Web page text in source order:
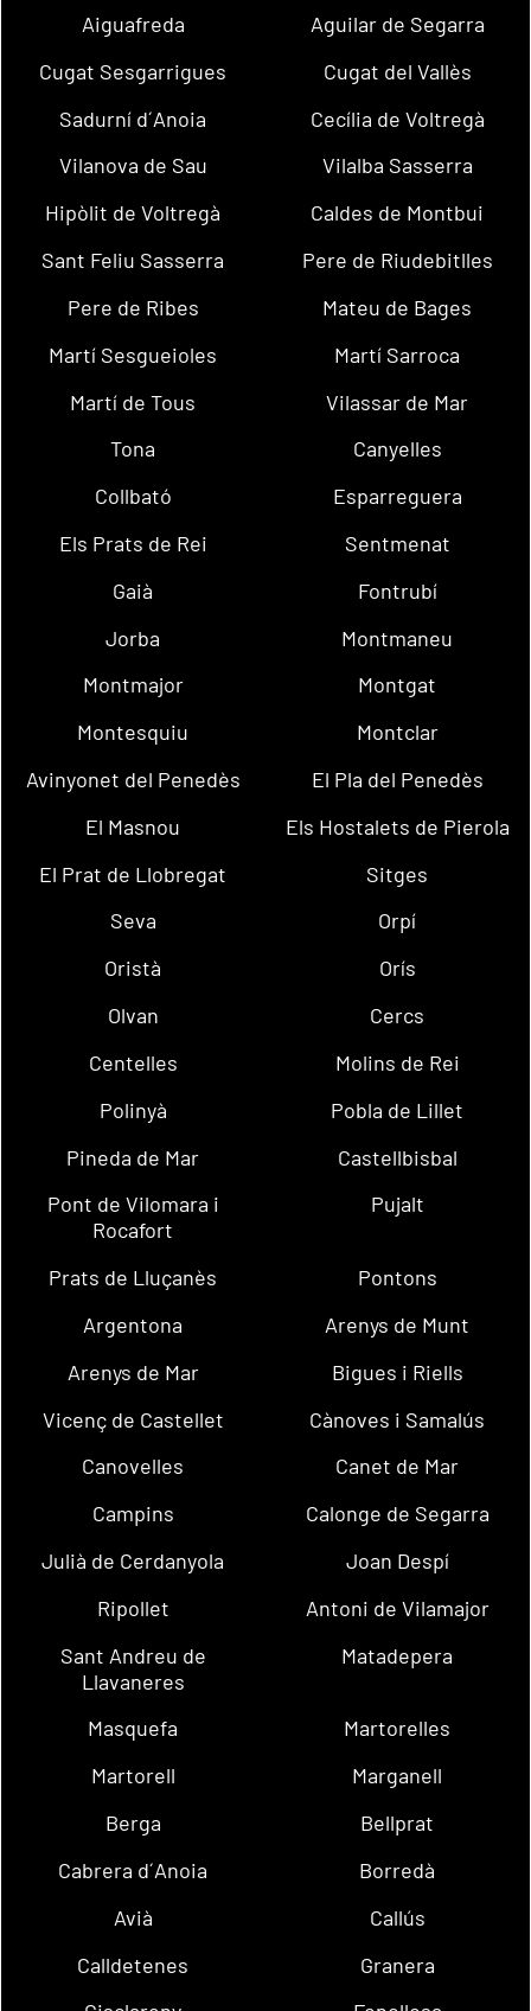
Aiguafreda
Aguilar de Segarra
Cugat Sesgarrigues
Cugat del Vallès
Sadurní d´Anoia
Cecília de Voltregà
Vilanova de Sau
Vilalba Sasserra
Hipòlit de Voltregà
Caldes de Montbui
Sant Feliu Sasserra
Pere de Riudebitlles
Pere de Ribes
Mateu de Bages
Martí Sesgueioles
Martí Sarroca
Martí de Tous
Vilassar de Mar
Tona
Canyelles
Collbató
Esparreguera
Els Prats de Rei
Sentmenat
Gaià
Fontrubí
Jorba
Montmaneu
Montmajor
Montgat
Montesquiu
Montclar
Avinyonet del Penedès
El Pla del Penedès
El Masnou
Els Hostalets de Pierola
El Prat de Llobregat
Sitges
Seva
Orpí
Oristà
Orís
Olvan
Cercs
Centelles
Molins de Rei
Polinyà
Pobla de Lillet
Pineda de Mar
Castellbisbal
Pont de Vilomara i
Rocafort
Pujalt
Prats de Lluçanès
Pontons
Argentona
Arenys de Munt
Arenys de Mar
Bigues i Riells
Vicenç de Castellet
Cànoves i Samalús
Canovelles
Canet de Mar
Campins
Calonge de Segarra
Julià de Cerdanyola
Joan Despí
Ripollet
Antoni de Vilamajor
Sant Andreu de
Llavaneres
Matadepera
Masquefa
Martorelles
Martorell
Marganell
Berga
Bellprat
Cabrera d´Anoia
Borredà
Avià
Callús
Calldetenes
Granera